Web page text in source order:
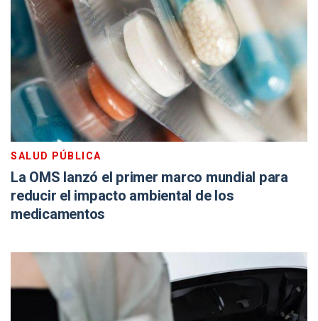
SALUD PÚBLICA
La OMS lanzó el primer marco mundial para
reducir el impacto ambiental de los
medicamentos